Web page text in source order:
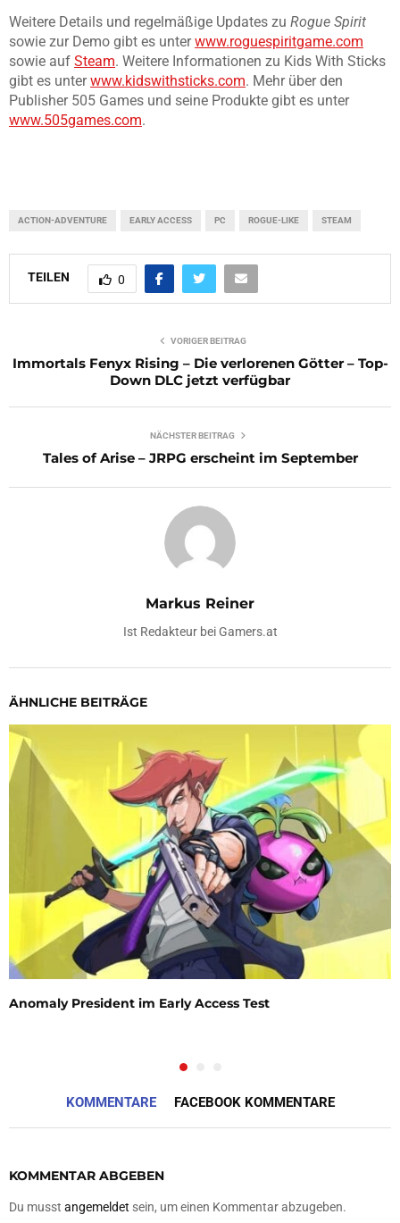
Weitere Details und regelmäßige Updates zu Rogue Spirit
sowie zur Demo gibt es unterwww.roguespiritgame.com
sowie auf Steam. Weitere Informationen zu Kids With Sticks
gibt es unterwww.kidswithsticks.com. Mehr über den
Publisher 505 Games und seine Produkte gibt es unter
www.505games.com.
ACTION-ADVENTURE EARLY ACCESS PC ROGUE-LIKE STEAM
TEILEN 0
VORIGER BEITRAG
Immortals Fenyx Rising – Die verlorenen Götter – Top-
Down DLC jetzt verfügbar
NÄCHSTER BEITRAG
Tales of Arise – JRPG erscheint im September
Markus Reiner
Ist Redakteur bei Gamers.at
ÄHNLICHE BEITRÄGE
Anomaly President im Early Access Test
KOMMENTARE FACEBOOK KOMMENTARE
KOMMENTAR ABGEBEN
Du musst angemeldet sein, um einen Kommentar abzugeben.